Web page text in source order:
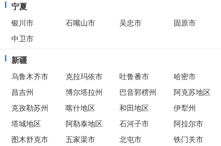
宁夏
银川市 石嘴山市 吴忠市
固原市
中卫市
新疆
乌鲁木齐市 克拉玛依市 吐鲁番市
哈密市
昌吉州
博尔塔拉州 巴音郭楞州
阿克苏地区
克孜勒苏州
喀什地区 和田地区
伊犁州
塔城地区
阿勒泰地区 石河子市
阿拉尔市
图木舒克市
五家渠市 北屯市
铁门关市